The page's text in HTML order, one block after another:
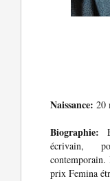
Naissance: 20
Biographie:
écrivain,
prix Femina